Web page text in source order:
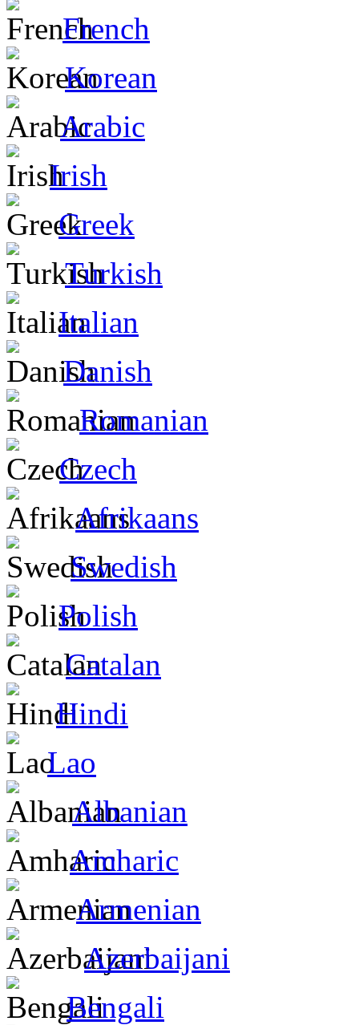
French
Korean
Arabic
Irish
Greek
Turkish
Italian
Danish
Romanian
Czech
Afrikaans
Swedish
Polish
Catalan
Hindi
Lao
Albanian
Amharic
Armenian
Azerbaijani
Bengali